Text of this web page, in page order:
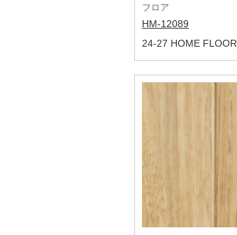
フロア
HM-12089
24-27 HOME FLOOR